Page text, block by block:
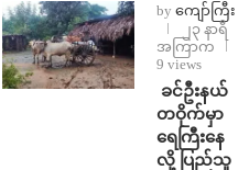
by ကျော်ကြီး
၂၃ နာရီ
အကြာက
9 views
⁩ ⁨ခင်ဦးနယ်
တဝိုက်မှာ
ရေကြီးနေ
လို့ ပြည်သူ